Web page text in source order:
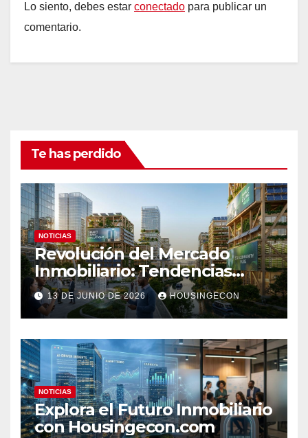
Lo siento, debes estar conectado para publicar un
comentario.
Te has perdido
NOTICIAS
Revolución del Mercado
Inmobiliario: Tendencias
Clave 2023
13 DE JUNIO DE 2026 HOUSINGECON
NOTICIAS
Explora el Futuro Inmobiliario
con Housingecon.com